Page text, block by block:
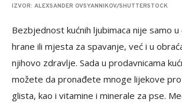
IZVOR: ALEXSANDER OVSYANNIKOV/SHUTTERSTOCK
Bezbjednost kućnih ljubimaca nije samo
hrane ili mjesta za spavanje, već i u
njihovo zdravlje. Sada u prodavnicama
možete da pronađete mnoge lijekove
glista, kao i vitamine i minerale za pse.